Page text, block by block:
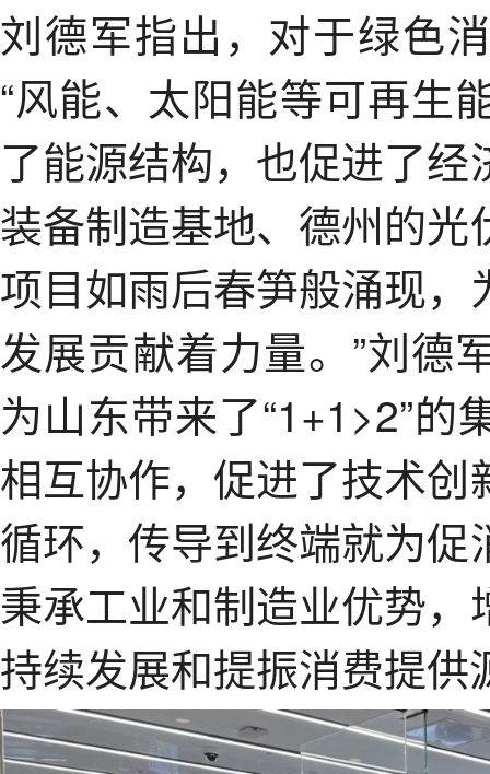
刘德军指出，对于绿色
“风能、太阳能等可再生
了能源结构，也促进了
装备制造基地、德州的
项目如雨后春笋般涌现
发展贡献着力量。”刘德
为山东带来了“1+1>2”
相互协作，促进了技术
循环，传导到终端就为
秉承工业和制造业优势
持续发展和提振消费提供